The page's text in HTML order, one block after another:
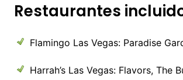
Restaurantes
Flamingo Las Vegas: Paradise
Harrah’s Las Vegas: Flavors, The